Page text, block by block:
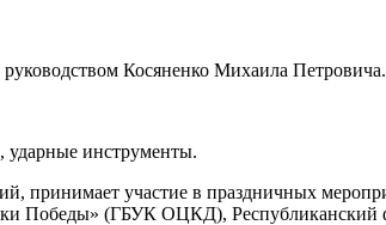
Косяненко Михаила Петровича.
ударные инструменты.
принимает участие в праздничных
Победы» (ГБУК ОЦКД), Республиканский